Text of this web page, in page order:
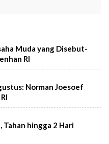
Muda yang Disebut-
RI
Norman Joesoef
Tahan hingga 2 Hari